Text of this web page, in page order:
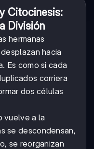
Citocinesis:
División
hermanas
hacia
Es como si cada
corriera
dos células
vuelve a la
se descondensan,
se reorganizan